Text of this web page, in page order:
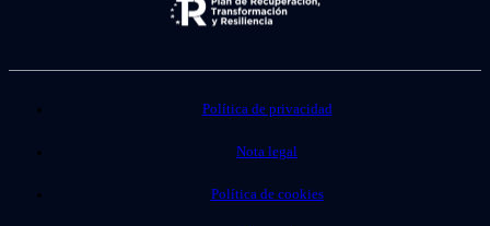
Política de privacidad
Nota legal
Política de cookies